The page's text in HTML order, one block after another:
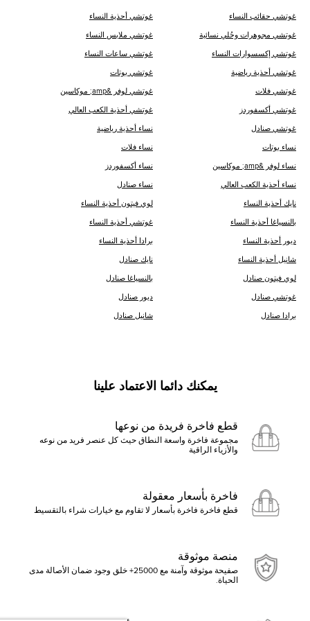
غوتشي حقائب النساء غوتشي أحذية النساء
غوتشي مجوهرات وحُلي نسائية غوتشي ملابس النساء
غوتشي إكسسوارات النساء غوتشي ساعات النساء
غوتشي أحذية رياضية غوتشي بوتات
غوتشي فلات غوتشي لوفر &amp; موكاسين
غوتشي أكسفوردز غوتشي أحذية الكعب العالي
غوتشي صنادل نساء أحذية رياضية
نساء بوتات نساء فلات
نساء لوفر &amp; موكاسين نساء أكسفوردز
نساء أحذية الكعب العالي نساء صنادل
نايك أحذية النساء لوي فيتون أحذية النساء
ب‍‍النسياغا أحذية النساء غوتشي أحذية النساء
ديور أحذية النساء برادا أحذية النساء
شانيل أحذية النساء نايك صنادل
لوي فيتون صنادل ب‍‍النسياغا صنادل
غوتشي صنادل ديور صنادل
برادا صنادل شانيل صنادل
يمكنك دائما الاعتماد علينا
قطع فاخرة فريدة من نوعها
مجموعة فاخرة واسعة النطاق حيث كل عنصر فريد من نوعه
والأزياء الراقية
فاخرة بأسعار معقولة
قطع فاخرة فاخرة بأسعار لا تقاوم مع خيارات شراء بالتقسيط
منصة موثوقة
صفيحة موثوقة وآمنة مع 25000+ خلق وجود ضمان الأصالة مدى
الحياة.